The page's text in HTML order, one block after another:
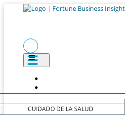
CUIDADO DE LA SALUD